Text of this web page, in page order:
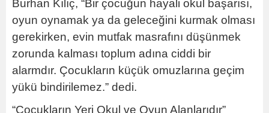
Burhan Kılıç, “Bir çocuğun hayali okul başarısı,
oyun oynamak ya da geleceğini kurmak olması
gerekirken, evin mutfak masrafını düşünmek
zorunda kalması toplum adına ciddi bir
alarmdır. Çocukların küçük omuzlarına geçim
yükü bindirilemez.” dedi.
“Çocukların Yeri Okul ve Oyun Alanlarıdır”